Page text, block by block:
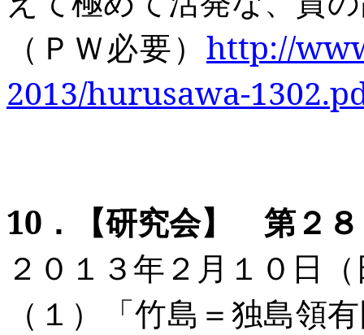
（ＰＷ必要） http://
2013/hurusawa-
10 ． 【研究会】
第２
２０１３年２月１０日
（１）「竹島＝独島領